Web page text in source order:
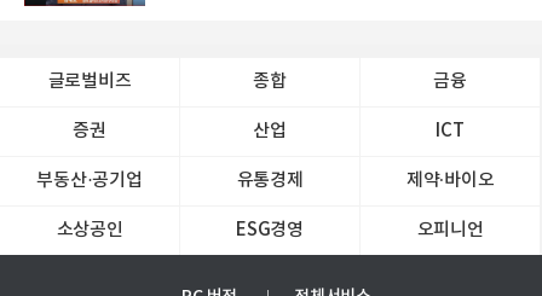
글로벌비즈 종합 금융
증권 산업 ICT
부동산·공기업 유통경제 제약∙바이오
소상공인 ESG경영 오피니언